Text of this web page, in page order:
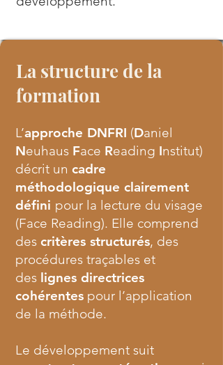
La structure de la
formation
L’approche DNFRI (Daniel
Neuhaus Face Reading Institut)
décrit un cadre
méthodologique clairement
défini pour la lecture du visage
(Face Reading). Elle comprend
des critères structurés, des
procédures traçables et
des lignes directrices
cohérentes pour l’application
de la méthode.
Le développement suit